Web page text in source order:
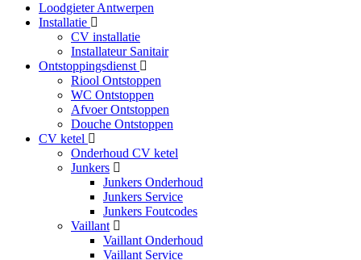
Loodgieter Antwerpen
Installatie
CV installatie
Installateur Sanitair
Ontstoppingsdienst
Riool Ontstoppen
WC Ontstoppen
Afvoer Ontstoppen
Douche Ontstoppen
CV ketel
Onderhoud CV ketel
Junkers
Junkers Onderhoud
Junkers Service
Junkers Foutcodes
Vaillant
Vaillant Onderhoud
Vaillant Service